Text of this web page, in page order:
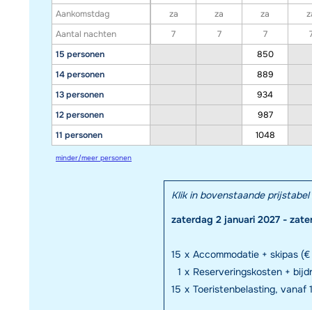
Aankomstdag
Aantal nachten
15 personen
14 personen
13 personen
12 personen
11 personen
za
za za
7
7 7
850
889
934
987
1048
minder/meer personen
Klik in bovenstaande
zaterdag 2 januari 2027 -
15 x Accommodatie + skipas
1 x Reserveringskosten +
15 x Toeristenbelasting, vanaf